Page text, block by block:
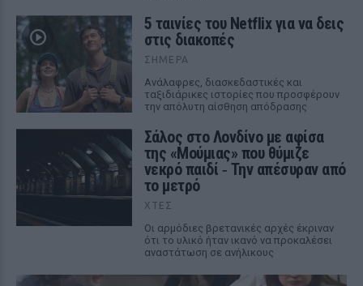
5 ταινίες του Netflix για να δεις
στις διακοπές
ΣΉΜΕΡΑ
Aνάλαφρες, διασκεδαστικές και
ταξιδιάρικες ιστορίες που προσφέρουν
την απόλυτη αίσθηση απόδρασης
Σάλος στο Λονδίνο με αφίσα
της «Μούμιας» που θύμιζε
νεκρό παιδί ‑ Την απέσυραν από
το μετρό
ΧΤΕΣ
Οι αρμόδιες βρετανικές αρχές έκριναν
ότι το υλικό ήταν ικανό να προκαλέσει
αναστάτωση σε ανήλικους